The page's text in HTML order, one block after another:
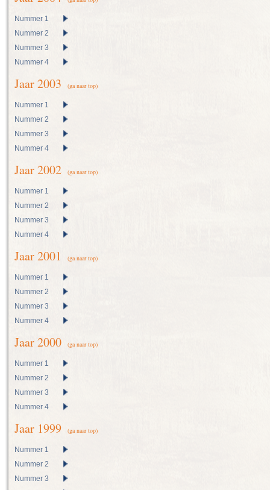
Nummer 1
Nummer 2
Nummer 3
Nummer 4
Jaar 2003 (ga naar top)
Nummer 1
Nummer 2
Nummer 3
Nummer 4
Jaar 2002 (ga naar top)
Nummer 1
Nummer 2
Nummer 3
Nummer 4
Jaar 2001 (ga naar top)
Nummer 1
Nummer 2
Nummer 3
Nummer 4
Jaar 2000 (ga naar top)
Nummer 1
Nummer 2
Nummer 3
Nummer 4
Jaar 1999 (ga naar top)
Nummer 1
Nummer 2
Nummer 3